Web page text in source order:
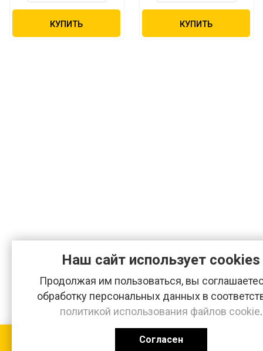
КУПИТЬ КУПИТЬ
Наш сайт использует cookies
Продолжая им пользоваться, вы
обработку персональных данных в
политикой использования файлов cookie.
Согласен